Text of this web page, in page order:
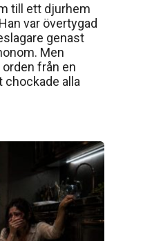
till ett djurhem
var övertygad
genast
Men
från en
chockade alla